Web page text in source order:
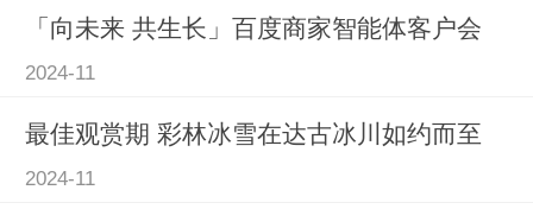
「向未来 共生长」百度商家智能体客户会
2024-11
最佳观赏期 彩林冰雪在达古冰川如约而至
2024-11